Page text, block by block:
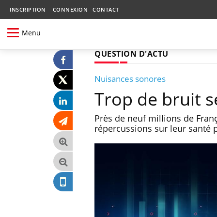
INSCRIPTION CONNEXION CONTACT
Menu
QUESTION D'ACTU
Nuisances sonores
Trop de bruit
Près de neuf millions de
répercussions sur leur santé